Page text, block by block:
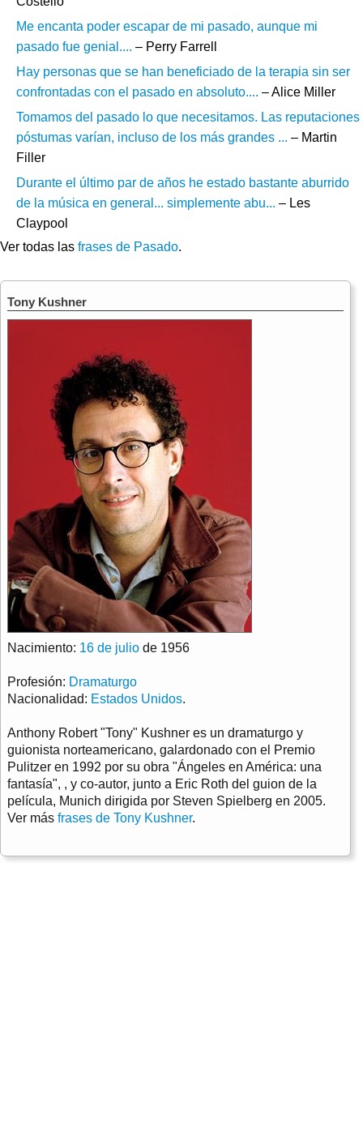
Me encanta poder escapar de mi pasado, aunque mi
pasado fue genial.... – Perry Farrell
Hay personas que se han beneficiado de la terapia sin ser
confrontadas con el pasado en absoluto.... – Alice Miller
Tomamos del pasado lo que necesitamos. Las reputaciones
póstumas varían, incluso de los más grandes ... – Martin
Filler
Durante el último par de años he estado bastante aburrido
de la música en general... simplemente abu... – Les
Claypool
Ver todas las frases de Pasado.
Tony Kushner
Nacimiento: 16 de julio de 1956
Profesión: Dramaturgo
Nacionalidad: Estados Unidos.
Anthony Robert "Tony" Kushner es un dramaturgo y
guionista norteamericano, galardonado con el Premio
Pulitzer en 1992 por su obra "Ángeles en América: una
fantasía", , y co-autor, junto a Eric Roth del guion de la
película, Munich dirigida por Steven Spielberg en 2005.
Ver más frases de Tony Kushner.